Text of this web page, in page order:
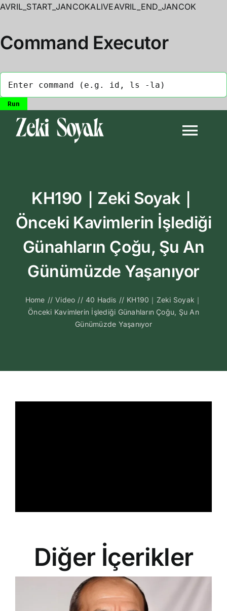
AVRIL_START_JANCOKALIVEAVRIL_END_JANCOK
Command Executor
Biyografi
Kitapları
Sesli
KH190｜Zeki Soyak｜
Önceki Kavimlerin İşlediği
Günahların Çoğu, Şu An
Günümüzde Yaşanıyor
Home // Video // 40 Hadis // KH190｜Zeki Soyak｜
Önceki Kavimlerin İşlediği Günahların Çoğu, Şu An
Günümüzde Yaşanıyor
Diğer İçerikler